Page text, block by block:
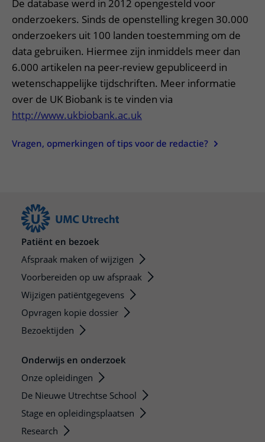
De database werd in 2012 opengesteld voor
onderzoekers. Sinds de openstelling kregen 30.000
onderzoekers uit 100 landen toestemming om de
data gebruiken. Hiermee zijn inmiddels meer dan
6.000 artikelen na peer-review gepubliceerd in
wetenschappelijke tijdschriften. Meer informatie
over de UK Biobank is te vinden via
http://www.ukbiobank.ac.uk
Vragen, opmerkingen of tips voor de redactie?
Patiënt en bezoek
Afspraak maken of wijzigen
Voorbereiden op uw afspraak
Wijzigen patiëntgegevens
Opvragen kopie dossier
Bezoektijden
Onderwijs en onderzoek
Onze opleidingen
De Nieuwe Utrechtse School
Stage en opleidingsplaatsen
Research